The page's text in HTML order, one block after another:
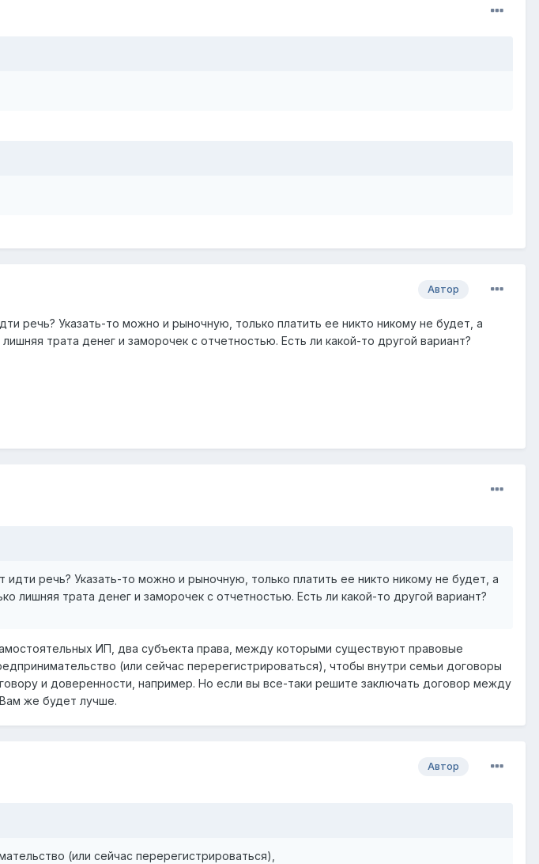
Автор
речь? Указать-то можно и рыночную, только платить ее никто никому не будет, а
трата денег и заморочек с отчетностью. Есть ли какой-то другой вариант?
речь? Указать-то можно и рыночную, только платить ее никто никому не будет, а
лишняя трата денег и заморочек с отчетностью. Есть ли какой-то другой вариант?
ИП, два субъекта права, между которыми существуют правовые
(или сейчас перерегистрироваться), чтобы внутри семьи договоры
и доверенности, например. Но если вы все-таки решите заключать договор между
же будет лучше.
Автор
(или сейчас перерегистрироваться),